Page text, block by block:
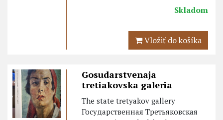
Skladom
Vložiť do košíka
Gosudarstvenaja
tretiakovska galeria
The state tretyakov gallery
Государственная Третьяковская